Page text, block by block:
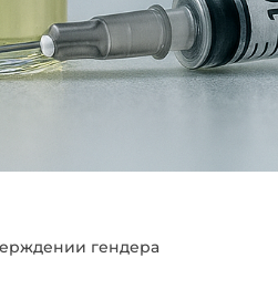
гендера